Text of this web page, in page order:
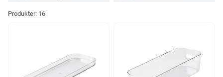
Produkter: 16